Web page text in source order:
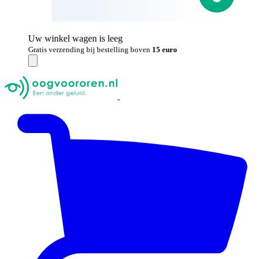
Uw winkel wagen is leeg
Gratis verzending bij bestelling boven 15 euro